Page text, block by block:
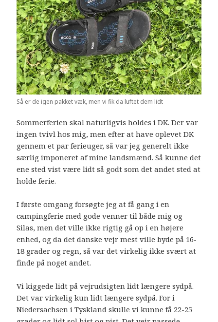
Så er de igen pakket væk, men vi fik da luftet dem lidt
Sommerferien skal naturligvis holdes i DK. Der var
ingen tvivl hos mig, men efter at have oplevet DK
gennem et par ferieuger, så var jeg generelt ikke
særlig imponeret af mine landsmænd. Så kunne det
ene sted vist være lidt så godt som det andet sted at
holde ferie.
I første omgang forsøgte jeg at få gang i en
campingferie med gode venner til både mig og
Silas, men det ville ikke rigtig gå op i en højere
enhed, og da det danske vejr mest ville byde på 16-
18 grader og regn, så var det virkelig ikke svært at
finde på noget andet.
Vi kiggede lidt på vejrudsigten lidt længere sydpå.
Det var virkelig kun lidt længere sydpå. For i
Niedersachsen i Tyskland skulle vi kunne få 22-25